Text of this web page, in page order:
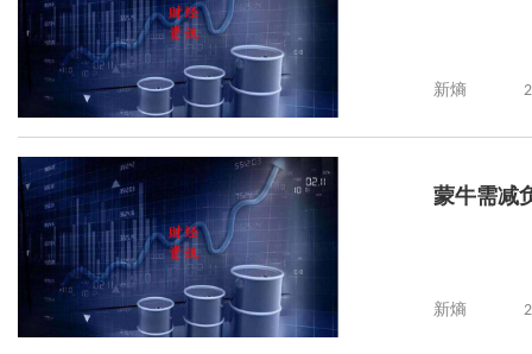
新熵
蒙牛需减
新熵